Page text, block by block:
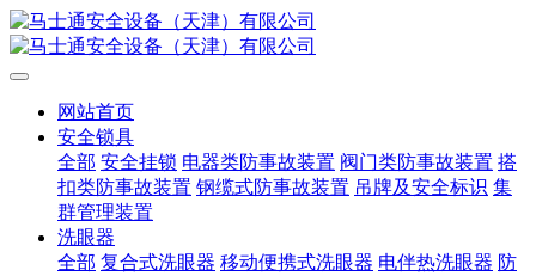
网站首页
安全锁具
全部 安全挂锁 电器类防事故装置 阀门类防事故装置 搭
扣类防事故装置 钢缆式防事故装置 吊牌及安全标识 集
群管理装置
洗眼器
全部 复合式洗眼器 移动便携式洗眼器 电伴热洗眼器 防